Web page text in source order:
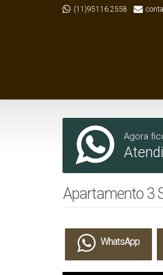
(11)95116.2558
Agora
Apartamento 3
WhatsApp